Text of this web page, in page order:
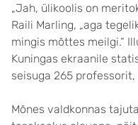
„Jah, ülikoolis on
Raili Marling, „aga
mingis mõttes meilgi.“
Kuningas ekraanile
seisuga 265
Mõnes valdkonnas